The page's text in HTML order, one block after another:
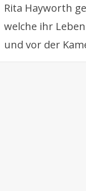
Rita Hayworth
welche ihr
und vor der